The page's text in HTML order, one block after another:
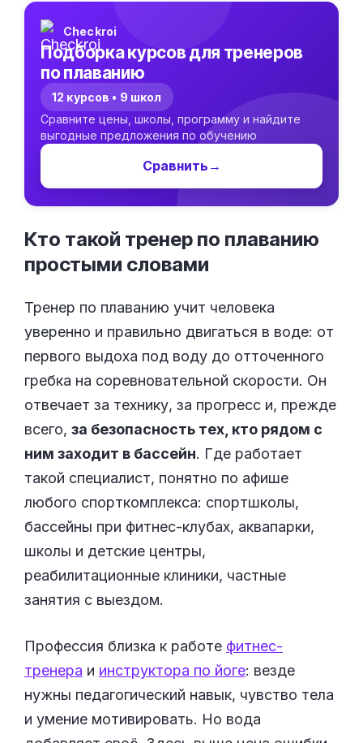
Checkroi
Подборка курсов для тренеров
по плаванию
12 курсов • 9 школ
Сравните цены, школы, программу и найдите
выгодные предложения по обучению
Сравнить →
Кто такой тренер по плаванию
простыми словами
Тренер по плаванию учит человека
уверенно и правильно двигаться в воде: от
первого выдоха под воду до отточенного
гребка на соревновательной скорости. Он
отвечает за технику, за прогресс и, прежде
всего, за безопасность тех, кто рядом с
ним заходит в бассейн. Где работает
такой специалист, понятно по афише
любого спорткомплекса: спортшколы,
бассейны при фитнес-клубах, аквапарки,
школы и детские центры,
реабилитационные клиники, частные
занятия с выездом.
Профессия близка к работе фитнес-
тренера и инструктора по йоге: везде
нужны педагогический навык, чувство тела
и умение мотивировать. Но вода